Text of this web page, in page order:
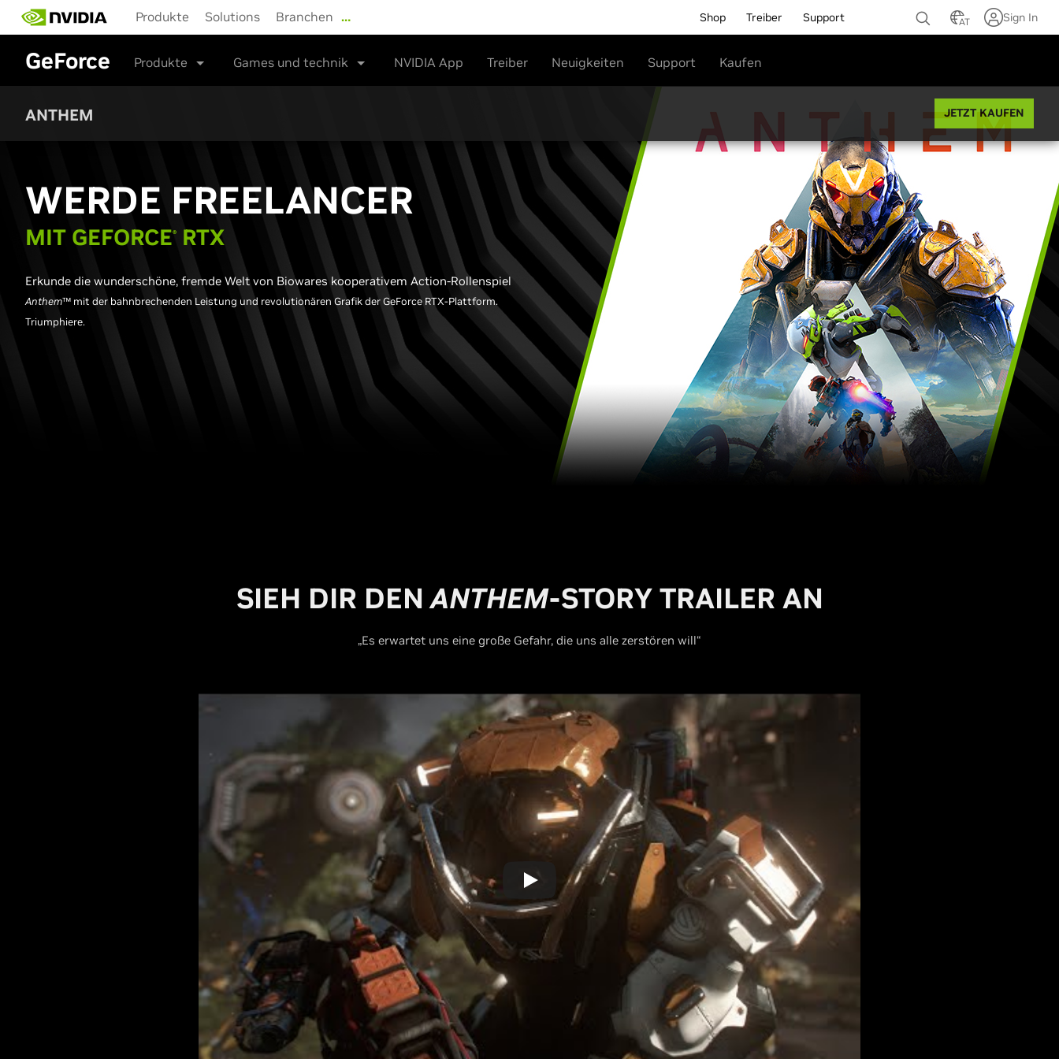
main
content
Produkte Solutions Branchen … Shop Treiber Support AT Sign In
GeForce Produkte Games und technik NVIDIA App Treiber Neuigkeiten Support Kaufen
ANTHEM JETZT KAUFEN
WERDE FREELANCER
MIT GEFORCE® RTX
Erkunde die wunderschöne, fremde Welt von Biowares kooperativem Action-Rollenspiel ​
Anthem​™ mit der bahnbrechenden Leistung und revolutionären Grafik der GeForce RTX-Plattform.
Triumphiere.
SIEH DIR DEN ANTHEM-STORY TRAILER AN
„Es erwartet uns eine große Gefahr, die uns alle zerstören will“